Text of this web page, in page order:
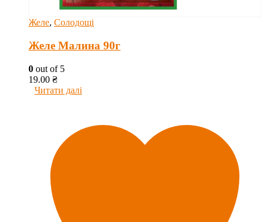
Желе, Солодощі
Желе Малина 90г
0 out of 5
19.00 ₴
Читати далі